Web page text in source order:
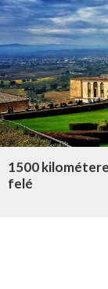
1500
felé